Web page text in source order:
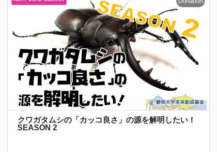
クワガタムシの「カッコ良さ」の源を解明したい！
SEASON 2